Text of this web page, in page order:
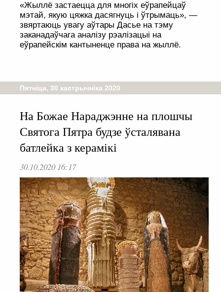
«Жыллё застаецца для многіх еўрапейцаў
мэтай, якую цяжка дасягнуць і ўтрымаць», —
звяртаюць увагу аўтары Дасье на тэму
заканадаўчага аналізу рэалізацыі на
еўрапейскім кантыненце права на жыллё.
Пятніца, 30 кастрычніка 2020
На Божае Нараджэнне на плошчы
Святога Пятра будзе ўсталявана
батлейка з керамікі
30.10.2020 16:17